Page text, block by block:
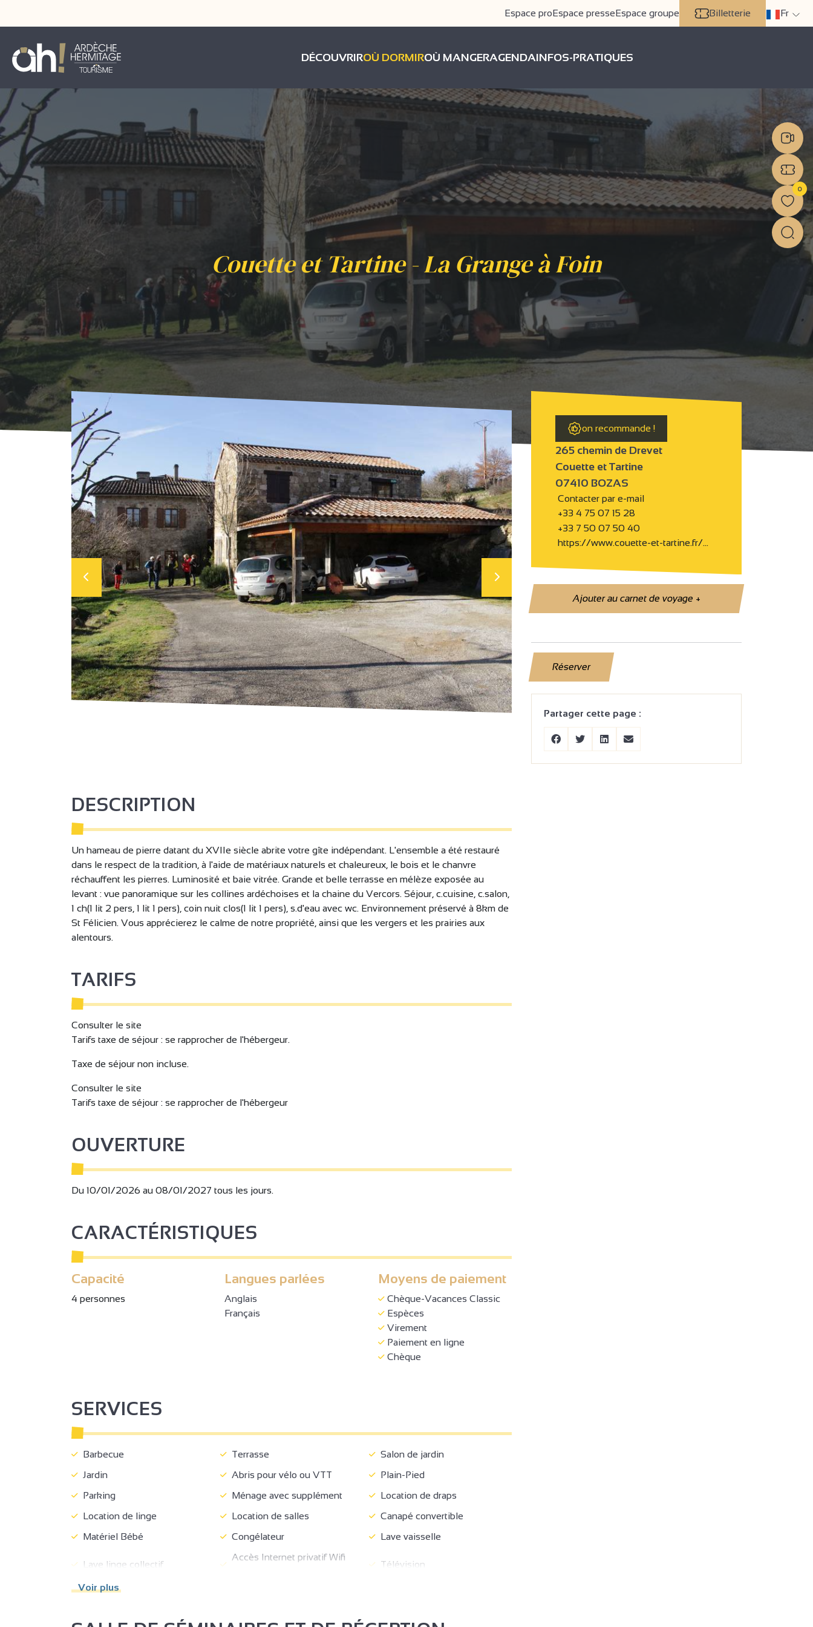
Espace proEspace presseEspace groupe Billetterie Fr
DÉCOUVRIROÙ DORMIROÙ MANGERAGENDAINFOS-PRATIQUES
Couette et Tartine - La Grange à Foin
Accueil Locations Couette et Tartine - La Grange à Foin
on recommande !
265 chemin de Drevet
Couette et Tartine
07410 BOZAS
Contacter par e-mail
+33 4 75 07 15 28
+33 7 50 07 50 40
https://www.couette-et-tartine.fr/…
Ajouter au carnet de voyage+
Réserver
Partager cette page :
DESCRIPTION
Un hameau de pierre datant du XVIIe siècle abrite votre gîte indépendant. L'ensemble a été restauré
dans le respect de la tradition, à l'aide de matériaux naturels et chaleureux, le bois et le chanvre
réchauffent les pierres. Luminosité et baie vitrée. Grande et belle terrasse en mélèze exposée au
levant : vue panoramique sur les collines ardéchoises et la chaine du Vercors. Séjour, c.cuisine, c.salon,
1 ch(1 lit 2 pers, 1 lit 1 pers), coin nuit clos(1 lit 1 pers), s.d'eau avec wc. Environnement préservé à 8km de
St Félicien. Vous apprécierez le calme de notre propriété, ainsi que les vergers et les prairies aux
alentours.
TARIFS
Consulter le site
Tarifs taxe de séjour : se rapprocher de l'hébergeur.
Taxe de séjour non incluse.
Consulter le site
Tarifs taxe de séjour : se rapprocher de l'hébergeur
OUVERTURE
Du 10/01/2026 au 08/01/2027 tous les jours.
CARACTÉRISTIQUES
Capacité
4 personnes
Langues parlées
Anglais
Français
Moyens de paiement
Chèque-Vacances Classic
Espèces
Virement
Paiement en ligne
Chèque
SERVICES
Barbecue Terrasse
Salon de jardin
Jardin
Abris pour vélo ou VTT
Plain-Pied
Parking
Ménage avec supplément
Location de draps
Location de linge
Location de salles
Canapé convertible
Matériel Bébé
Congélateur Lave vaisselle
Lave linge collectif
Accès Internet privatif Wifi
Télévision
Accès Internet privatif Wifi
Voir plus
2
2
0